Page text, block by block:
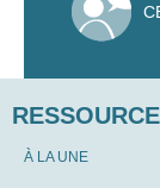
À LA UNE